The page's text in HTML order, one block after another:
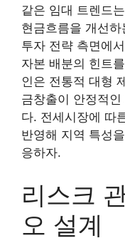
같은 임대 트렌드
현금흐름을 개선
투자 전략 측면에
자본 배분의 힌트
인은 전통적 대형
금창출이 안정적
다. 전세시장에 따
반영해 지역 특성
응하자.
리스크
오 설계